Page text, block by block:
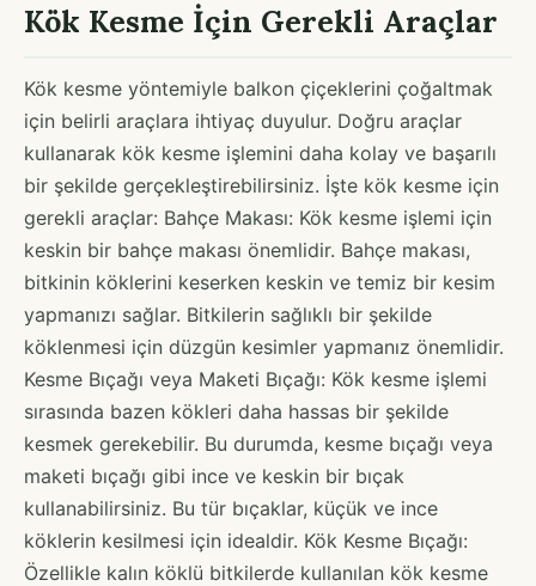
Kök Kesme İçin Gerekli Araçlar
Kök kesme yöntemiyle balkon çiçeklerini çoğaltmak
için belirli araçlara ihtiyaç duyulur. Doğru araçlar
kullanarak kök kesme işlemini daha kolay ve başarılı
bir şekilde gerçekleştirebilirsiniz. İşte kök kesme için
gerekli araçlar: Bahçe Makası: Kök kesme işlemi için
keskin bir bahçe makası önemlidir. Bahçe makası,
bitkinin köklerini keserken keskin ve temiz bir kesim
yapmanızı sağlar. Bitkilerin sağlıklı bir şekilde
köklenmesi için düzgün kesimler yapmanız önemlidir.
Kesme Bıçağı veya Maketi Bıçağı: Kök kesme işlemi
sırasında bazen kökleri daha hassas bir şekilde
kesmek gerekebilir. Bu durumda, kesme bıçağı veya
maketi bıçağı gibi ince ve keskin bir bıçak
kullanabilirsiniz. Bu tür bıçaklar, küçük ve ince
köklerin kesilmesi için idealdir. Kök Kesme Bıçağı:
Özellikle kalın köklü bitkilerde kullanılan kök kesme